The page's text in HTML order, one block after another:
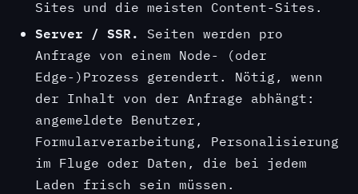
Sites und die meisten Content-Sites.
Server / SSR.
Seiten werden pro
Anfrage von einem Node- (oder
Edge-)Prozess gerendert. Nötig, wenn
der Inhalt von der Anfrage abhängt:
angemeldete Benutzer,
Formularverarbeitung, Personalisierung
im Fluge oder Daten, die bei jedem
Laden frisch sein müssen.